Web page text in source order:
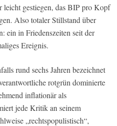
leicht gestiegen, das BIP pro Kopf
Also totaler Stillstand über
ein in Friedenszeiten seit der
Ereignis.
rund sechs Jahren bezeichnet
rotgrün dominierte
inflationär als
jede Kritik an seinem
„rechtspopulistisch“,